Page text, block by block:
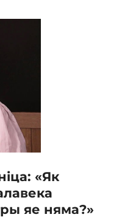
«Як
яе няма?»